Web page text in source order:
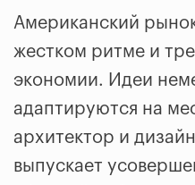
Американский
жестком ритме и
экономии. Идеи
адаптируются на
архитектор и
выпускает